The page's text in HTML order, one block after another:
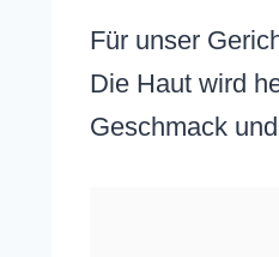
Für unser
Die Haut wird
Geschmack